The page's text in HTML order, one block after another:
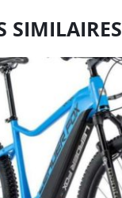
SIMILAIRES